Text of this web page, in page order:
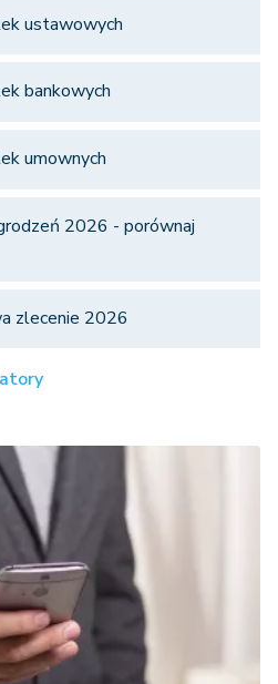
ustawowych
bankowych
umownych
2026 - porównaj
zlecenie 2026